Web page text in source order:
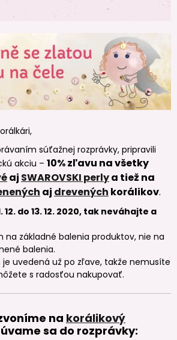
súťažnej rozprávky, pripravili
akciu – 10% zľavu na všetky
aj SWAROVSKI perlya tiež na
aj drevených korálikov.
12. do 13. 12. 2020, tak neváhajte a
na základné balenia produktov, nie na
balenia.
uvedená už po zľave, takže nemusíte
s radosťou nakupovať.
na korálikový
sa do rozprávky: